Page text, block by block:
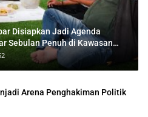
Disiapkan Jadi Agenda
Sebulan Penuh di Kawasan
Arena Penghakiman Politik